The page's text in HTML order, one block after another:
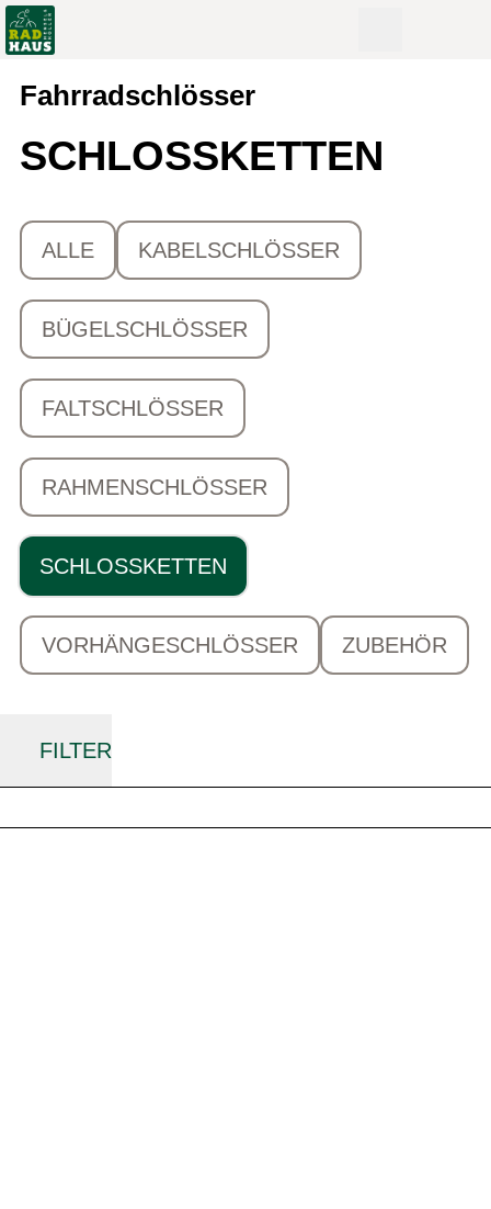
Fahrradschlösser
SCHLOSSKETTEN
ALLE KABELSCHLÖSSER
BÜGELSCHLÖSSER
FALTSCHLÖSSER
RAHMENSCHLÖSSER
SCHLOSSKETTEN
VORHÄNGESCHLÖSSER ZUBEHÖR
FILTER